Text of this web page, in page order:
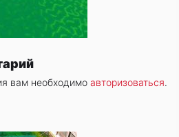
вам необходимо авторизоваться.